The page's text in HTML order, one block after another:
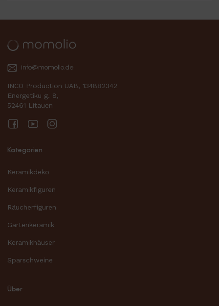
info@momolio.de
INCO Production UAB, 134882342
Energetiku g. 8,
52461 Litauen
FacebookYouTube
Kategorien
Keramikdeko
Keramikfiguren
Räucherfiguren
Gartenkeramik
Keramikhäuser
Sparschweine
Über